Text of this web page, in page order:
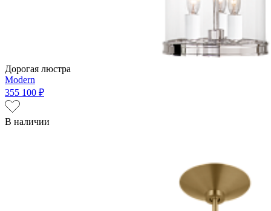
Дорогая люстра
Modern
355 100 ₽
В наличии